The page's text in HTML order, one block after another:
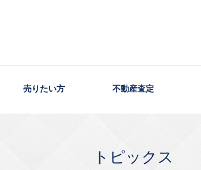
売りたい方 不動産査定
トピックス